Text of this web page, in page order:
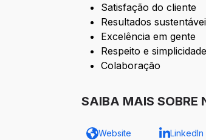
Satisfação do cliente
Resultados
Excelência em gente
Respeito e simplicidade
Colaboração
SAIBA MAIS SOBRE
Website LinkedIn